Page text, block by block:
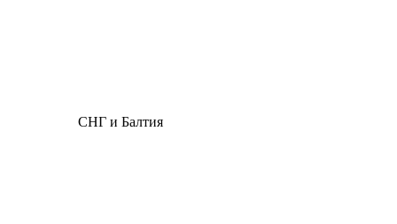
СНГ и Балтия